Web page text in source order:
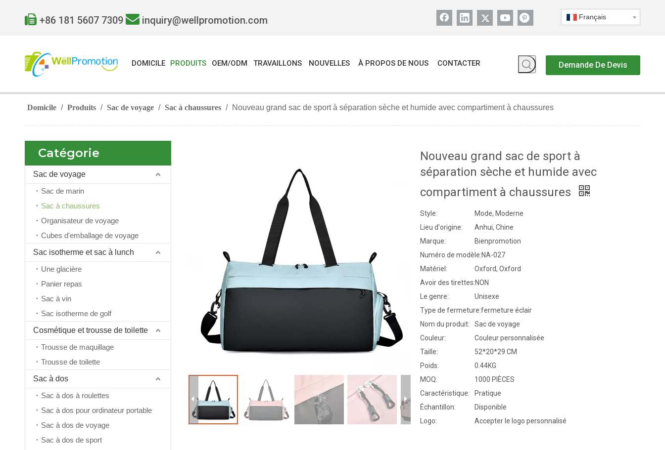
 +86 181 5607 7309  inquiry@wellpromotion.com Français
DOMICILE PRODUITS OEM/ODM TRAVAILLONS NOUVELLES À PROPOS DE NOUS CONTACTER Demande De Devis
Domicile / Produits / Sac de voyage / Sac à chaussures / Nouveau grand sac de sport à séparation sèche et humide avec compartiment à chaussures
Catégorie
Sac de voyage
Sac de marin
Sac à chaussures
Organisateur de voyage
Cubes d'emballage de voyage
Sac isotherme et sac à lunch
Une glacière
Panier repas
Sac à vin
Sac isotherme de golf
Cosmétique et trousse de toilette
Trousse de maquillage
Trousse de toilette
Sac à dos
Sac à dos à roulettes
Sac à dos pour ordinateur portable
Sac à dos de voyage
Sac à dos de sport
Nouveau grand sac de sport à
séparation sèche et humide avec
compartiment à chaussures
Style:
Mode, Moderne
Lieu d'origine:
Anhui, Chine
Marque:
Bienpromotion
Numéro de modèle:NA-027
Matériel:
Oxford, Oxford
Avoir des tirettes:NON
Le genre:
Unisexe
Type de fermeture:fermeture éclair
Nom du produit:
Sac de voyage
Couleur:
Couleur personnalisée
Taille:
52*20*29 CM
Poids:
0.44KG
MOQ:
1000 PIÈCES
Caractéristique:
Pratique
Échantillon:
Disponible
Logo:
Accepter le logo personnalisé